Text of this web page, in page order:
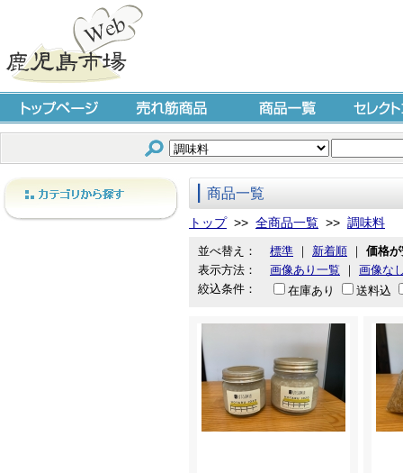
トップページ 売れ筋商品 商品一覧 セレクト
カテゴリから探す
商品一覧
トップ>> 全商品一覧 >> 調味料
並べ替え： 標準 ｜ 新着順 ｜ 価格
表示方法：
画像あり一覧 ｜ 画像な
絞込条件：
在庫あり 送料込